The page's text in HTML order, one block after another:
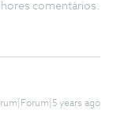
comentários.
years ago